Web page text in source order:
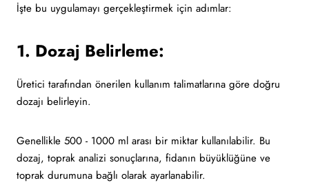
İşte bu uygulamayı gerçekleştirmek için adımlar:
1. Dozaj Belirleme:
Üretici tarafından önerilen kullanım talimatlarına göre doğru
dozajı belirleyin.
Genellikle 500 - 1000 ml arası bir miktar kullanılabilir. Bu
dozaj, toprak analizi sonuçlarına, fidanın büyüklüğüne ve
toprak durumuna bağlı olarak ayarlanabilir.